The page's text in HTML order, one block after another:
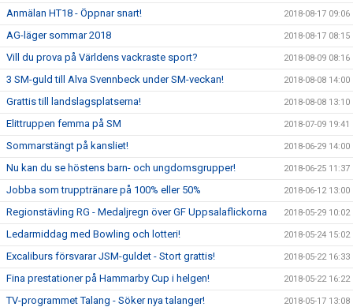
Anmälan HT18 - Öppnar snart! 2018-08-17 09:06
AG-läger sommar 2018 2018-08-17 08:15
Vill du prova på Världens vackraste sport? 2018-08-09 08:16
3 SM-guld till Alva Svennbeck under SM-veckan! 2018-08-08 14:00
Grattis till landslagsplatserna! 2018-08-08 13:10
Elittruppen femma på SM 2018-07-09 19:41
Sommarstängt på kansliet! 2018-06-29 14:00
Nu kan du se höstens barn- och ungdomsgrupper! 2018-06-25 11:37
Jobba som trupptränare på 100% eller 50% 2018-06-12 13:00
Regionstävling RG - Medaljregn över GF Uppsalaflickorna 2018-05-29 10:02
Ledarmiddag med Bowling och lotteri! 2018-05-24 15:02
Excaliburs försvarar JSM-guldet - Stort grattis! 2018-05-22 16:33
Fina prestationer på Hammarby Cup i helgen! 2018-05-22 16:22
TV-programmet Talang - Söker nya talanger! 2018-05-17 13:08